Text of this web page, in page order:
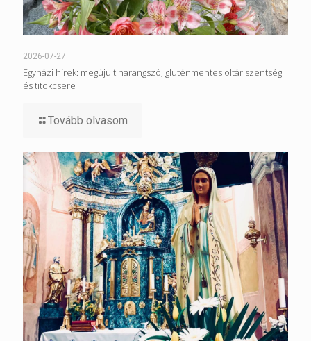
2026-07-27
Egyházi hírek: megújult harangszó, gluténmentes oltáriszentség
és titokcsere
Tovább olvasom